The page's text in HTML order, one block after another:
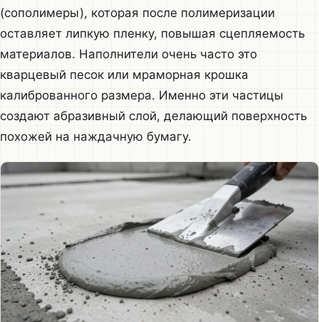
(сополимеры), которая после полимеризации
оставляет липкую пленку, повышая сцепляемость
материалов. Наполнители очень часто это
кварцевый песок или мраморная крошка
калиброванного размера. Именно эти частицы
создают абразивный слой, делающий поверхность
похожей на наждачную бумагу.